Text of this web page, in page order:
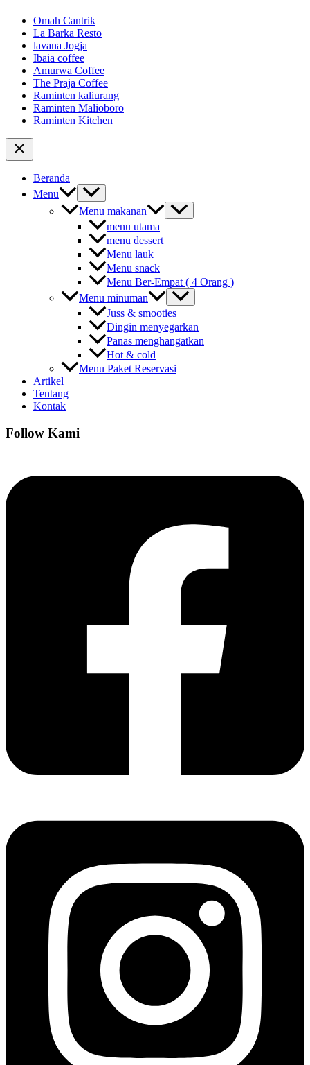
Omah Cantrik
La Barka Resto
lavana Jogja
Ibaia coffee
Amurwa Coffee
The Praja Coffee
Raminten kaliurang
Raminten Malioboro
Raminten Kitchen
Beranda
Menu
Menu makanan
menu utama
menu dessert
Menu lauk
Menu snack
Menu Ber-Empat ( 4 Orang )
Menu minuman
Juss & smooties
Dingin menyegarkan
Panas menghangatkan
Hot & cold
Menu Paket Reservasi
Artikel
Tentang
Kontak
Follow Kami